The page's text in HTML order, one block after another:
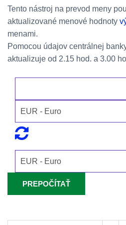
Tento nástroj na prevod meny
aktualizované menové hodnoty
menami.
Pomocou údajov centrálnej
aktualizuje od 2.15 hod. a 3.00